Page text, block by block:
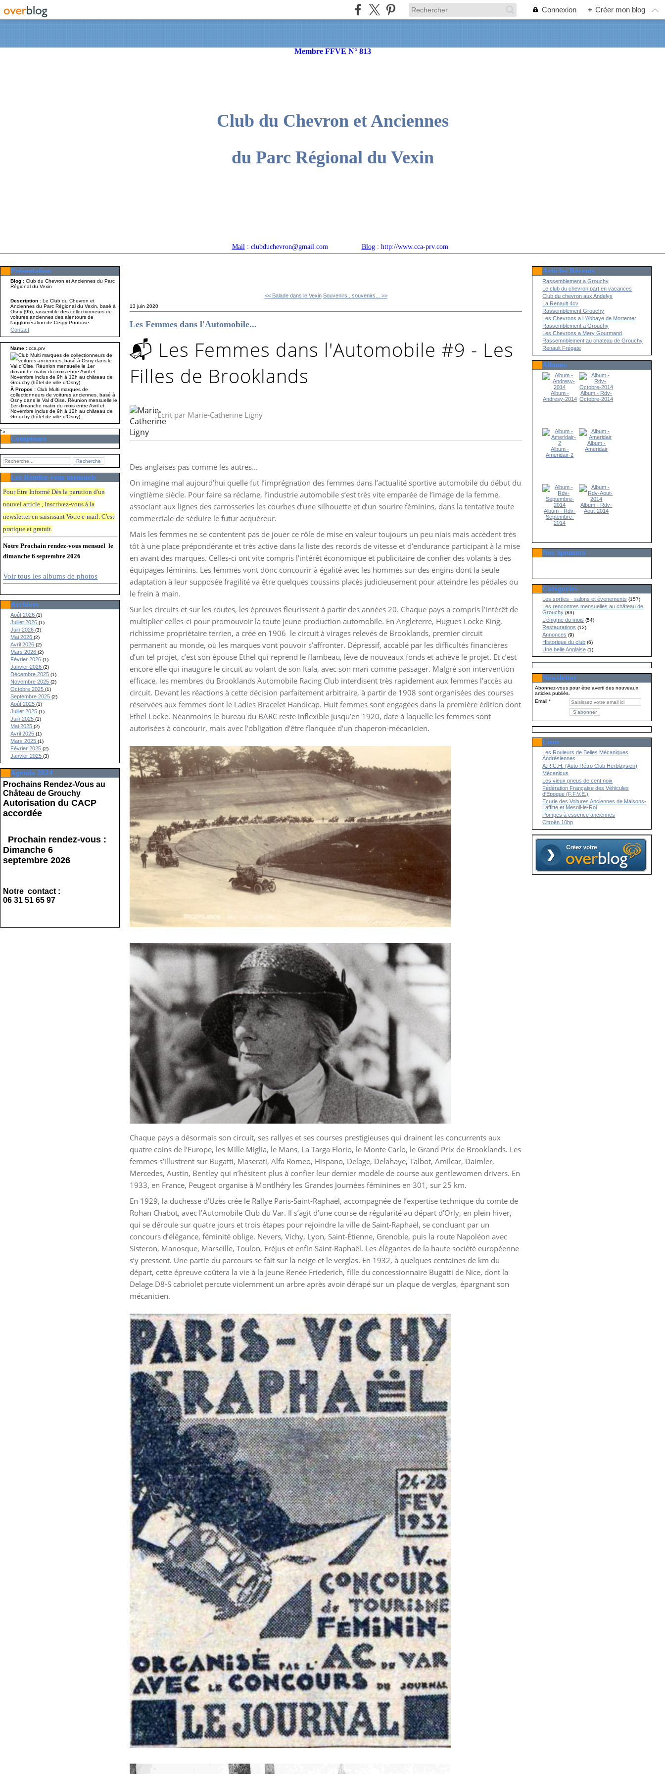
Connexion + Créer mon blog
Membre FFVE N° 813
Club du Chevron et Anciennes
du Parc Régional du Vexin
Mail : clubduchevron@gmail.com Blog: http://www.cca-prv.com
Présentation
Blog : Club du Chevron et Anciennes du Parc
Régional du Vexin
Description: Le Club du Chevron et
Anciennes du Parc Régional du Vexin, basé à
Osny (95), rassemble des collectionneurs de
voitures anciennes des alentours de
l'agglomération de Cergy Pontoise.
Contact
Name :cca.prv
À Propos :Club Multi marques de
collectionneurs de voitures anciennes, basé à
Osny dans le Val d'Oise. Réunion mensuelle le
1er dimanche matin du mois entre Avril et
Novembre inclus de 9h à 12h au château de
Grouchy (hôtel de ville d'Osny).
">
Compteurs
Les Rendez-vous mensuels
Pour Etre Informé Dès la parution d'un
nouvel article , Inscrivez-vous à la
newsletter en saisissant Votre e-mail. C'est
pratique et gratuit.
Notre Prochain rendez-vous mensuel le
dimanche 6 septembre 2026
Voir tous les albums de photos
Archives
Août 2026(1)
Juillet 2026(1)
Juin 2026(3)
Mai 2026(2)
Avril 2026(2)
Mars 2026(2)
Février 2026(1)
Janvier 2026(2)
Décembre 2025(1)
Novembre 2025(2)
Octobre 2025(1)
Septembre 2025(2)
Août 2025(1)
Juillet 2025(1)
Juin 2025(1)
Mai 2025(2)
Avril 2025(1)
Mars 2025(1)
Février 2025(2)
Janvier 2025(3)
Agenda 2024
Prochains Rendez-Vous au
Château de Grouchy
Autorisation du CACP
accordée
Prochain rendez-vous :
Dimanche 6
septembre 2026
Notre contact :
06 31 51 65 97
<< Balade dans le Vexin Souvenirs...souvenirs... >>
13 juin 2020
Les Femmes dans l'Automobile...
📬 Les Femmes dans l'Automobile #9 - Les
Filles de Brooklands
Écrit par Marie-Catherine Ligny
Des anglaises pas comme les autres...
On imagine mal aujourd’hui quelle fut l’imprégnation des femmes dans l’actualité sportive automobile du début du
vingtième siècle. Pour faire sa réclame, l’industrie automobile s’est très vite emparée de l’image de la femme,
associant aux lignes des carrosseries les courbes d’une silhouette et d’un sourire féminins, dans la tentative toute
commerciale de séduire le futur acquéreur.
Mais les femmes ne se contentent pas de jouer ce rôle de mise en valeur toujours un peu niais mais accèdent très
tôt à une place prépondérante et très active dans la liste des records de vitesse et d’endurance participant à la mise
en avant des marques. Celles-ci ont vite compris l’intérêt économique et publicitaire de confier des volants à des
équipages féminins. Les femmes vont donc concourir à égalité avec les hommes sur des engins dont la seule
adaptation à leur supposée fragilité va être quelques coussins placés judicieusement pour atteindre les pédales ou
le frein à main.
Sur les circuits et sur les routes, les épreuves fleurissent à partir des années 20. Chaque pays a compris l’intérêt de
multiplier celles-ci pour promouvoir la toute jeune production automobile. En Angleterre, Hugues Locke King,
richissime propriétaire terrien, a créé en 1906 le circuit à virages relevés de Brooklands, premier circuit
permanent au monde, où les marques vont pouvoir s’affronter. Dépressif, accablé par les difficultés financières
d’un tel projet, c’est son épouse Ethel qui reprend le flambeau, lève de nouveaux fonds et achève le projet. Et c’est
encore elle qui inaugure le circuit au volant de son Itala, avec son mari comme passager. Malgré son intervention
efficace, les membres du Brooklands Automobile Racing Club interdisent très rapidement aux femmes l’accès au
circuit. Devant les réactions à cette décision parfaitement arbitraire, à partir de 1908 sont organisées des courses
réservées aux femmes dont le Ladies Bracelet Handicap. Huit femmes sont engagées dans la première édition dont
Ethel Locke. Néanmoins le bureau du BARC reste inflexible jusqu’en 1920, date à laquelle les femmes sont
autorisées à concourir, mais avec l’obligation d’être flanquée d’un chaperon-mécanicien.
Chaque pays a désormais son circuit, ses rallyes et ses courses prestigieuses qui drainent les concurrents aux
quatre coins de l’Europe, les Mille Miglia, le Mans, La Targa Florio, le Monte Carlo, le Grand Prix de Brooklands. Les
femmes s’illustrent sur Bugatti, Maserati, Alfa Romeo, Hispano, Delage, Delahaye, Talbot, Amilcar, Daimler,
Mercedes, Austin, Bentley qui n’hésitent plus à confier leur dernier modèle de course aux gentlewomen drivers. En
1933, en France, Peugeot organise à Montlhéry les Grandes Journées féminines en 301, sur 25 km.
En 1929, la duchesse d’Uzès crée le Rallye Paris-Saint-Raphaël, accompagnée de l’expertise technique du comte de
Rohan Chabot, avec l’Automobile Club du Var. Il s’agit d’une course de régularité au départ d’Orly, en plein hiver,
qui se déroule sur quatre jours et trois étapes pour rejoindre la ville de Saint-Raphaël, se concluant par un
concours d’élégance, féminité oblige. Nevers, Vichy, Lyon, Saint-Étienne, Grenoble, puis la route Napoléon avec
Sisteron, Manosque, Marseille, Toulon, Fréjus et enfin Saint-Raphaël. Les élégantes de la haute société européenne
s’y pressent. Une partie du parcours se fait sur la neige et le verglas. En 1932, à quelques centaines de km du
départ, cette épreuve coûtera la vie à la jeune Renée Friederich, fille du concessionnaire Bugatti de Nice, dont la
Delage D8-S cabriolet percute violemment un arbre après avoir dérapé sur un plaque de verglas, épargnant son
mécanicien.
Articles Récents
Rassemblement a Grouchy
Le club du chevron part en vacances
Club du chevron aux Andelys
La Renault 4cv
Rassemblement Grouchy
Les Chevrons a l 'Abbaye de Mortemer
Rassemblement a Grouchy
Les Chevrons a Mery Gourmand
Rassemnblement au chateau de Grouchy
Renault Frégate
Albums
Album -
Andresy-2014
Album - Rdv-
Octobre-2014
Album -
Ameridair-2
Album -
Ameridair
Album - Rdv-
Septembre-
2014
Album - Rdv-
Aout-2014
Nos Sponsors
Catégories
Les sorties - salons et évenements (157)
Les rencontres mensuelles au château de
Grouchy (83)
L'énigme du mois (54)
Restaurations (12)
Annonces (9)
Historique du club (6)
Une belle Anglaise (1)
Newsletter
Abonnez-vous pour être averti des nouveaux
articles publiés.
Email
Liens
Les Rouleurs de Belles Mécaniques
Andrésiennes
A.R.C.H. (Auto Rétro Club Herblaysien)
Mécanicus
Les vieux pneus de cent noix
Fédération Française des Véhicules
d'Epoque (F.F.V.E.)
Ecurie des Voitures Anciennes de Maisons-
Laffitte et Mesnil-le-Roi
Pompes à essence anciennes
Citroën 10hp